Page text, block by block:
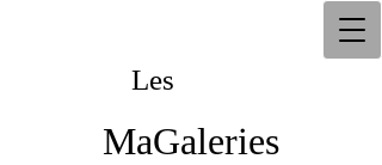
Les
MaGaleries
Les
MaGaleries